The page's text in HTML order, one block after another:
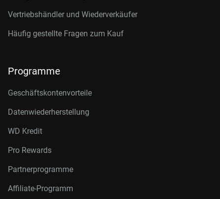
Vertriebshändler und Wiederverkäufer
Häufig gestellte Fragen zum Kauf
Programme
Geschäftskontenvorteile
Datenwiederherstellung
WD Kredit
Pro Rewards
Partnerprogramme
Affiliate-Programm